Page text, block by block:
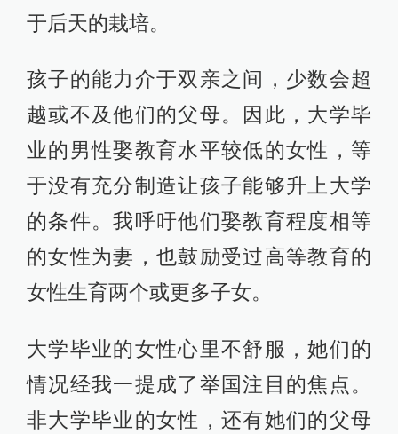
于后天的栽培。
孩子的能力介于双亲之间，少数会超
越或不及他们的父母。因此，大学毕
业的男性娶教育水平较低的女性，等
于没有充分制造让孩子能够升上大学
的条件。我呼吁他们娶教育程度相等
的女性为妻，也鼓励受过高等教育的
女性生育两个或更多子女。
大学毕业的女性心里不舒服，她们的
情况经我一提成了举国注目的焦点。
非大学毕业的女性，还有她们的父母